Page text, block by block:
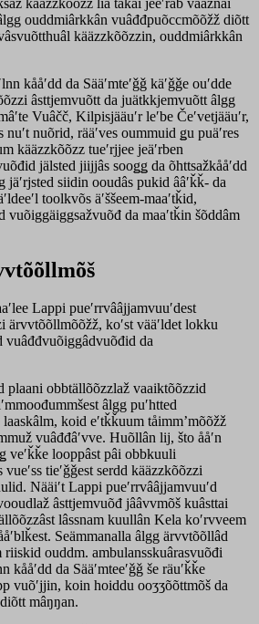
ouddmiârkkân vuâđđpuõccmõõžž diõtt
kääzzkõõzzin, ouddmiârkkân
kååʹdd da Sääʹmteʹǧǧ käʹǧǧe ouʹdde
âsttjemvuõtt da juätkkjemvuõtt âlgg
Vuâčč, Kilpisjääuʹr leʹbe Čeʹvetjääuʹr,
nuõrid, rääʹves oummuid ǥu puäʹres
kääzzkõõzz tueʹrjjee jeäʹrben
jälsted jiijjâs sooǥǥ da õhttsažkååʹdd
siidin ooudâs pukid ââʹǩǩ- da
toolkvõs äʹššeem-maaʹtǩid,
vuõiggäiggsažvuõđ da maaʹtǩin šõddâm
Lappi pueʹrrvââjjamvuuʹdest
ärvvtõõllmõõžž, koʹst vääʹldet lokku
da
plaani obbtällõõzzlaž vaaiktõõzzid
âlgg puʹhtted
laaskâlm, koid eʹtǩǩuum tåimmʼmõõžž
vuâđđâʹvve. Huõllân lij, što ååʹn
veʹǩǩe looppâst pâi obbkuuli
tieʹǧǧest serdd kääzzkõõzzi
Nääiʹt Lappi pueʹrrvââjjamvuuʹd
âsttjemvuõđ jââvvmõš kuâsttai
lâssnam kuullân Kela koʹrvveem
Seämmanalla âlgg ärvvtõõllâd
riiskid ouddm. ambulansskuârasvuõđi
kååʹdd da Sääʹmteeʹǧǧ še räuʹǩǩe
vuõʹjjin, koin hoiddu ooʒʒõõttmõš da
mâŋŋan.